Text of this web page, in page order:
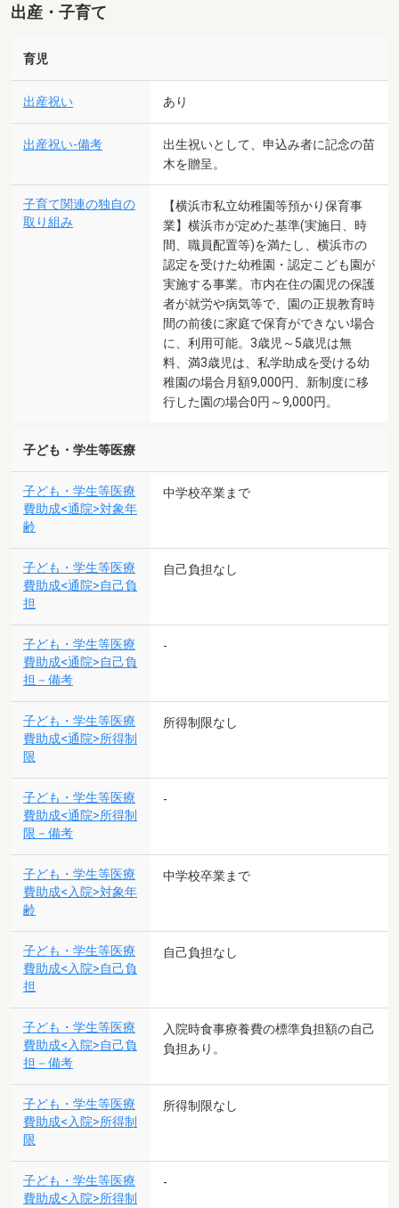
出産・子育て
育児
出産祝い あり
出産祝い-備考
出生祝いとして、申込み者に記念の苗
木を贈呈。
子育て関連の独自の
取り組み
【横浜市私立幼稚園等預かり保育事
業】横浜市が定めた基準(実施日、時
間、職員配置等)を満たし、横浜市の
認定を受けた幼稚園・認定こども園が
実施する事業。市内在住の園児の保護
者が就労や病気等で、園の正規教育時
間の前後に家庭で保育ができない場合
に、利用可能。3歳児～5歳児は無
料、満3歳児は、私学助成を受ける幼
稚園の場合月額9,000円、新制度に移
行した園の場合0円～9,000円。
子ども・学生等医療
子ども・学生等医療
費助成<通院>対象年
齢
中学校卒業まで
子ども・学生等医療
費助成<通院>自己負
担
自己負担なし
子ども・学生等医療
費助成<通院>自己負
担－備考
-
子ども・学生等医療
費助成<通院>所得制
限
所得制限なし
子ども・学生等医療
費助成<通院>所得制
限－備考
-
子ども・学生等医療
費助成<入院>対象年
齢
中学校卒業まで
子ども・学生等医療
費助成<入院>自己負
担
自己負担なし
子ども・学生等医療
費助成<入院>自己負
担－備考
入院時食事療養費の標準負担額の自己
負担あり。
子ども・学生等医療
費助成<入院>所得制
限
所得制限なし
子ども・学生等医療
費助成<入院>所得制
-